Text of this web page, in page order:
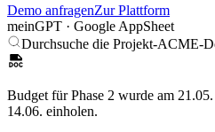
Demo anfragenZur Plattform
meinGPT · Google AppSheet
Durchsuche die Projekt-ACME-
Budget für Phase 2 wurde am
14.06. einholen.